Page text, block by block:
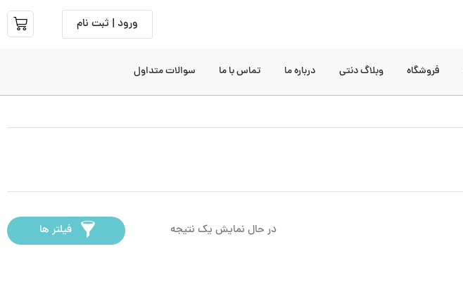
ورود | ثبت نام
فروشگاه وبلاگ دنتی درباره ما تماس با ما سوالات متداول
در حال نمایش یک نتیجه فیلتر ها